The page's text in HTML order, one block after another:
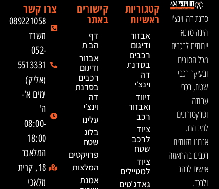
סדנת דה וינצ'י
הינה סדנא
ייחודית לרכבים
מכל הסוגים
ובעיקר רכבי
שטח, רכבי
עבודה
וטרקטורונים
למיניהם.
אנחנו מזוודים
רכבים בהתאמה
אישית לנהג
ולרכב.
קטגוריות
ראשיות
אבזור
ודיגום
רכבים
בסדנת
דה
וינצ׳י
זיווד
ואבזור
רכב
ציוד
לרכבי
שטח
ציוד
למטיילים
גאדג'טים
קישורים
באתר
דף
הבית
אבזור
ודיגום
רכבים
בסדנת
דה
וינצ׳י
עלינו
בלוג
שטח
פרויקטים
המלצות
אמנת
צרו קשר
089221058
משרד
052-
5513331
(אליק)
ימים א'-
ה'
08:00-
18:00
המלאכה
18, קרית
מלאכי